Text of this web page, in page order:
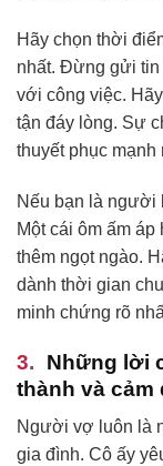
Hãy chọn thời
nhất. Đừng gửi tin
với công việc.
tận đáy lòng. Sự
thuyết phục mạnh
Nếu bạn là người
Một cái ôm ấm
thêm ngọt ngào.
dành thời gian
minh chứng rõ
Những lời
thành và cảm
Người vợ luôn là
gia đình. Cô ấy